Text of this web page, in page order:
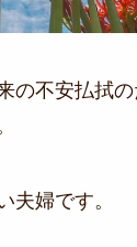
の不安払拭
夫婦です。